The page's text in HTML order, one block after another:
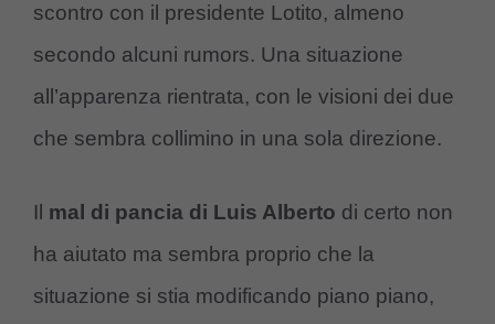
scontro con il presidente Lotito, almeno
secondo alcuni rumors. Una situazione
all’apparenza rientrata, con le visioni dei due
che sembra collimino in una sola direzione.
Il mal di pancia di Luis Alberto di certo non
ha aiutato ma sembra proprio che la
situazione si stia modificando piano piano,